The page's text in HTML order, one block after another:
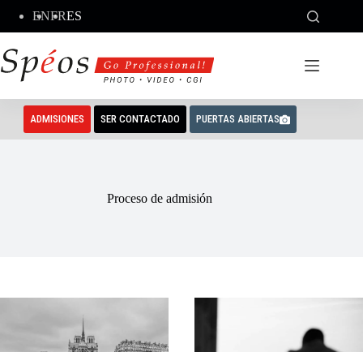
contenido
ENFRES
ADMISIONES SER CONTACTADO PUERTAS ABIERTAS
Proceso de admisión